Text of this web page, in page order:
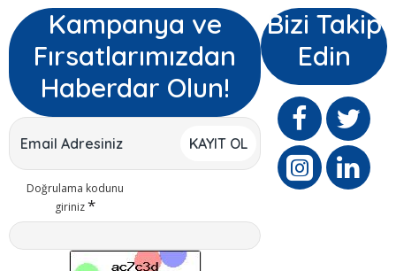
Kampanya ve
Fırsatlarımızdan
Haberdar Olun!
KAYIT OL
Doğrulama kodunu
giriniz
Bizi Takip
Edin